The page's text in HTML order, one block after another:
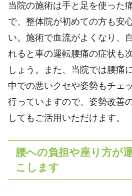
当院の施術は手と足を使った
で、整体院が初めての方も安
い。施術で血流がよくなり、
れると車の運転腰痛の症状も
しょう。また、当院では腰痛
中での悪いクセや姿勢もチェ
行っていますので、姿勢改善
してもご活用いただけます。
腰への負担や座り方が
こします